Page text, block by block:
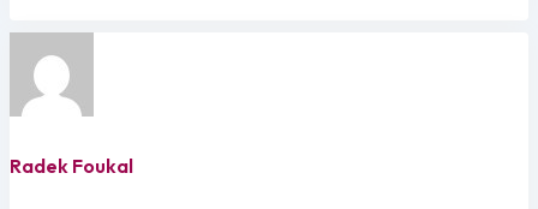
Radek Foukal